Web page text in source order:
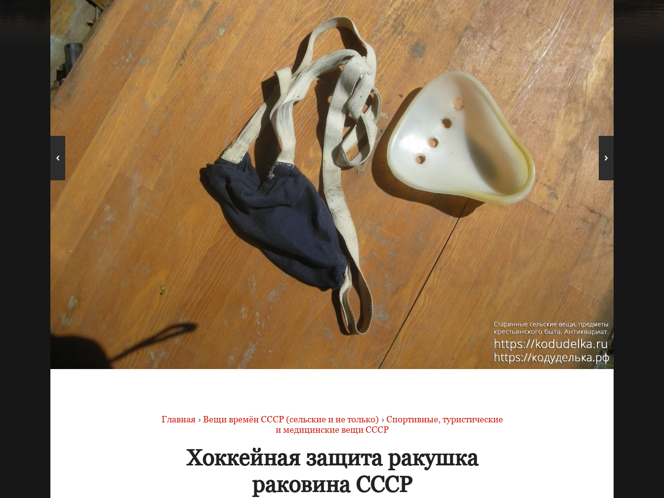
Главная › Вещи времён СССР (сельские и не только) › Спортивные, туристические
и медицинские вещи СССР
Хоккейная защита ракушка
раковина СССР